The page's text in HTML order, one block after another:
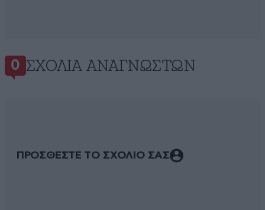
0 ΣΧΌΛΙΑ ΑΝΑΓΝΩΣΤΏΝ
ΠΡΟΣΘΕΣΤΕ ΤΟ ΣΧΟΛΙΟ ΣΑΣ